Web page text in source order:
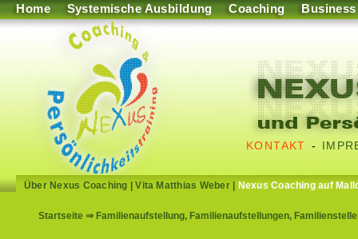
Home Systemische Ausbildung Coaching Business
KONTAKT -
Über Nexus Coaching |Vita Matthias Weber| Nexus Coaching auf
Startseite ⇒ Familienaufstellung, Familienaufstellungen,